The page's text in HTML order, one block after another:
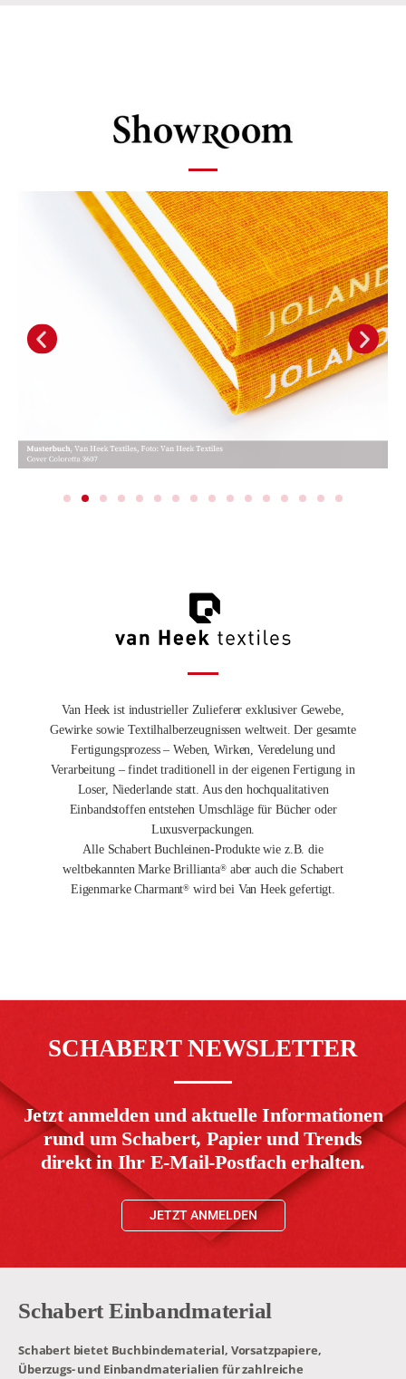
Van Heek ist industrieller Zulieferer exklusiver Gewebe,
Gewirke sowie Textilhalberzeugnissen weltweit. Der gesamte
Fertigungsprozess – Weben, Wirken, Veredelung und
Verarbeitung – findet traditionell in der eigenen Fertigung in
Loser, Niederlande statt. Aus den hochqualitativen
Einbandstoffen entstehen Umschläge für Bücher oder
Luxusverpackungen.
Alle Schabert Buchleinen-Produkte wie z.B. die
weltbekannten Marke Brillianta®aber auch die Schabert
Eigenmarke Charmant® wird bei Van Heek gefertigt.
SCHABERT NEWSLETTER
Jetzt anmelden und aktuelle Informationen
rund um Schabert, Papier und Trends
direkt in Ihr E-Mail-Postfach erhalten.
JETZT ANMELDEN
Schabert Einbandmaterial
Schabert bietet Buchbindematerial, Vorsatzpapiere,
Überzugs- und Einbandmaterialien für zahlreiche